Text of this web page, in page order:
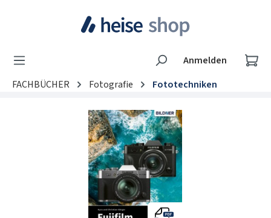
Zum Hauptinhalt springen
Anmelden
FACHBÜCHER
Fotografie Fototechniken
Bildergalerie überspringen